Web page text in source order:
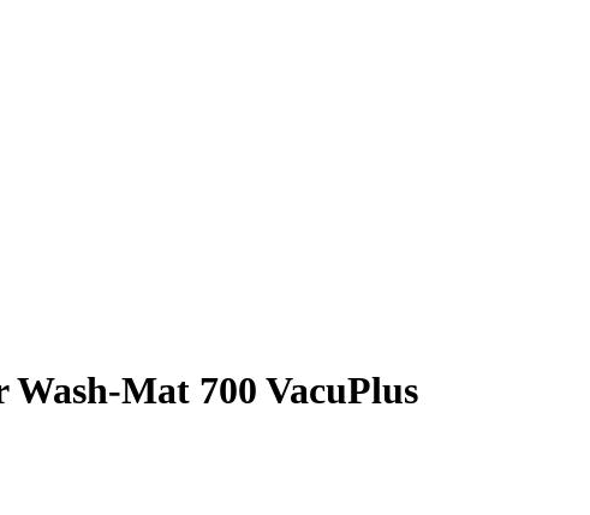
Mat 700 VacuPlus